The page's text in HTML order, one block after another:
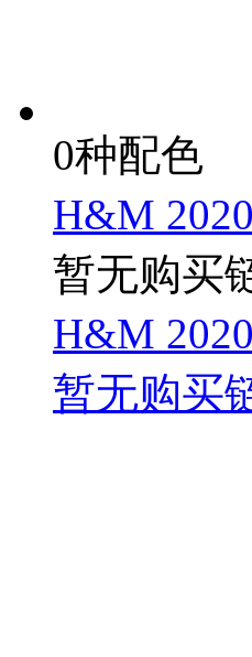
0种配色
H&M
暂无购买
H&M
暂无购买